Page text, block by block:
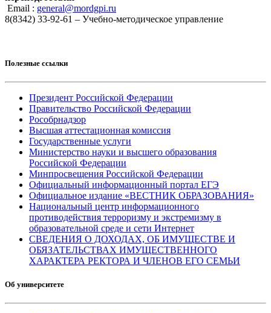
Email : general@mordgpi.ru
8(8342) 33-92-61 – Учебно-методическое управление
Полезные ссылки
Президент Российской Федерации
Правительство Российской Федерации
Рособрнадзор
Высшая аттестационная комиссия
Государственные услуги
Министерство науки и высшего образования
Российской Федерации
Минпросвещения Российской Федерации
Официальный информационный портал ЕГЭ
Официальное издание «ВЕСТНИК ОБРАЗОВАНИЯ»
Национальный центр информационного
противодействия терроризму и экстремизму в
образовательной среде и сети Интернет
СВЕДЕНИЯ О ДОХОДАХ, ОБ ИМУЩЕСТВЕ И
ОБЯЗАТЕЛЬСТВАХ ИМУЩЕСТВЕННОГО
ХАРАКТЕРА РЕКТОРА И ЧЛЕНОВ ЕГО СЕМЬИ
Об университете